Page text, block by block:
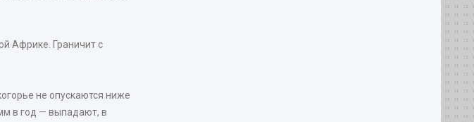
Африке. Граничит с
не опускаются ниже
в год — выпадают, в